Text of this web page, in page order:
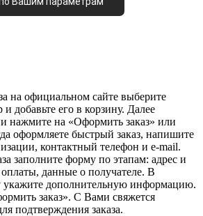
на официальном сайте выберите
добавьте его в корзину. Далее
нажмите на «Оформить заказ» или
оформляете быстрый заказ, напишите
контактный телефон и e-mail.
заполните форму по этапам: адрес и
данные о получателе. В
укажите дополнительную информацию.
заказ». С Вами свяжется
подтверждения заказа.